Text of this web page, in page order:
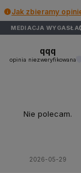
Jak zbieramy
MEDIACJA WYGASŁA
qqq
opinia niezweryfikowana
Nie polecam.
2026-05-29